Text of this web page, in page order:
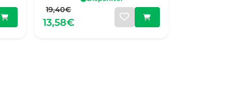
19,40€
13,58€